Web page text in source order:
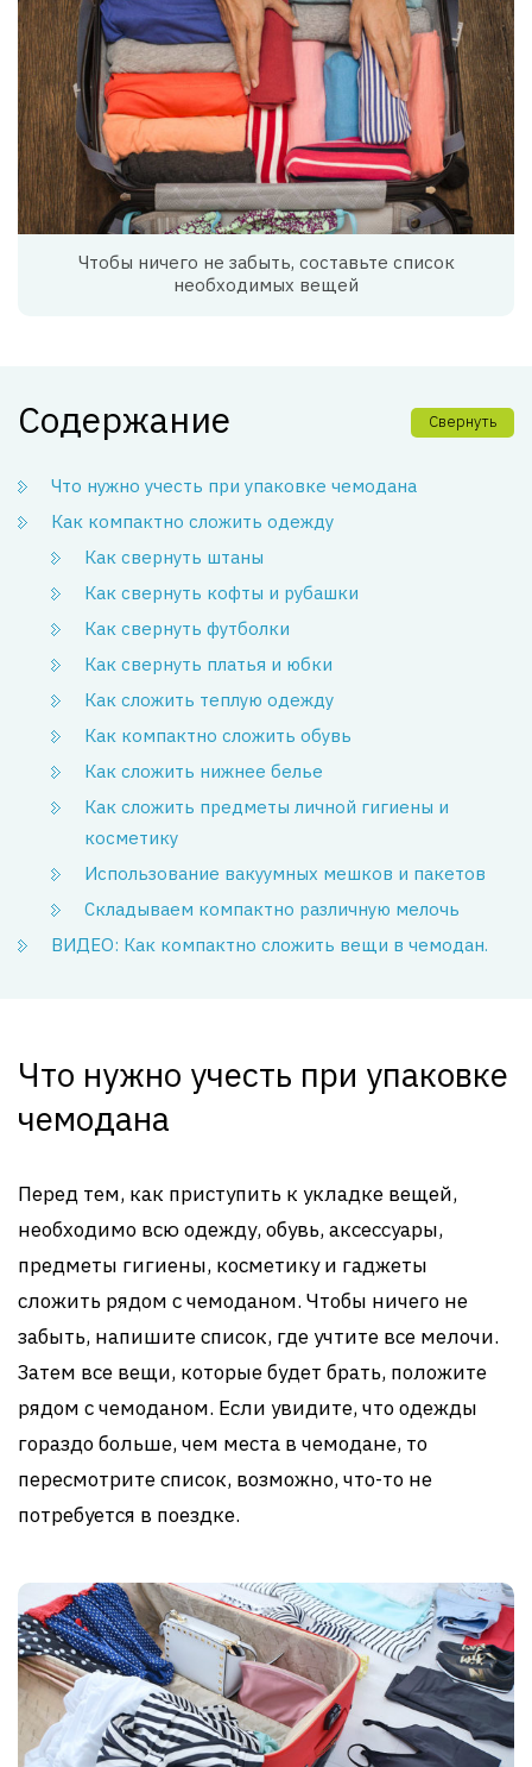
Чтобы ничего не забыть, составьте список
необходимых вещей
Содержание Свернуть
Что нужно учесть при упаковке чемодана
Как компактно сложить одежду
Как свернуть штаны
Как свернуть кофты и рубашки
Как свернуть футболки
Как свернуть платья и юбки
Как сложить теплую одежду
Как компактно сложить обувь
Как сложить нижнее белье
Как сложить предметы личной гигиены и
косметику
Использование вакуумных мешков и пакетов
Складываем компактно различную мелочь
ВИДЕО: Как компактно сложить вещи в чемодан.
Что нужно учесть при упаковке
чемодана
Перед тем, как приступить к укладке вещей,
необходимо всю одежду, обувь, аксессуары,
предметы гигиены, косметику и гаджеты
сложить рядом с чемоданом. Чтобы ничего не
забыть, напишите список, где учтите все мелочи.
Затем все вещи, которые будет брать, положите
рядом с чемоданом. Если увидите, что одежды
гораздо больше, чем места в чемодане, то
пересмотрите список, возможно, что-то не
потребуется в поездке.